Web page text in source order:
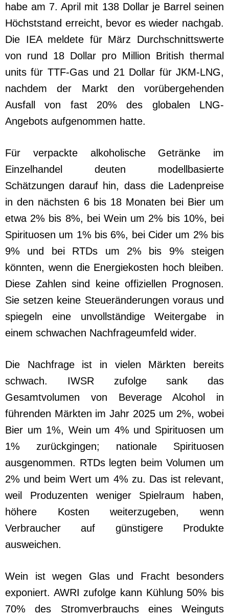
habe am 7. April mit 138 Dollar je Barrel seinen
Höchststand erreicht, bevor es wieder nachgab.
Die IEA meldete für März Durchschnittswerte
von rund 18 Dollar pro Million British thermal
units für TTF-Gas und 21 Dollar für JKM-LNG,
nachdem der Markt den vorübergehenden
Ausfall von fast 20% des globalen LNG-
Angebots aufgenommen hatte.
Für verpackte alkoholische Getränke im
Einzelhandel deuten modellbasierte
Schätzungen darauf hin, dass die Ladenpreise
in den nächsten 6 bis 18 Monaten bei Bier um
etwa 2% bis 8%, bei Wein um 2% bis 10%, bei
Spirituosen um 1% bis 6%, bei Cider um 2% bis
9% und bei RTDs um 2% bis 9% steigen
könnten, wenn die Energiekosten hoch bleiben.
Diese Zahlen sind keine offiziellen Prognosen.
Sie setzen keine Steueränderungen voraus und
spiegeln eine unvollständige Weitergabe in
einem schwachen Nachfrageumfeld wider.
Die Nachfrage ist in vielen Märkten bereits
schwach. IWSR zufolge sank das
Gesamtvolumen von Beverage Alcohol in
führenden Märkten im Jahr 2025 um 2%, wobei
Bier um 1%, Wein um 4% und Spirituosen um
1% zurückgingen; nationale Spirituosen
ausgenommen. RTDs legten beim Volumen um
2% und beim Wert um 4% zu. Das ist relevant,
weil Produzenten weniger Spielraum haben,
höhere Kosten weiterzugeben, wenn
Verbraucher auf günstigere Produkte
ausweichen.
Wein ist wegen Glas und Fracht besonders
exponiert. AWRI zufolge kann Kühlung 50% bis
70% des Stromverbrauchs eines Weinguts